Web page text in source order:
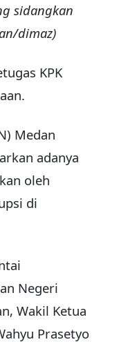
sidangkan
dimaz)
KPK
Medan
adanya
oleh
di
Negeri
Wakil Ketua
Prasetyo